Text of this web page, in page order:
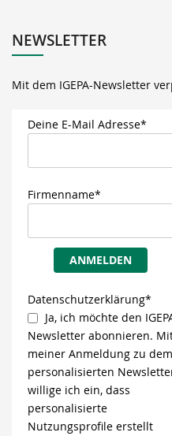
NEWSLETTER
Mit dem IGEPA-Newsletter
Deine E-Mail Adresse*
Firmenname*
ANMELDEN
Datenschutzerklärung*
Ja, ich möchte den
Newsletter abonnieren.
meiner Anmeldung zu dem
personalisierten
willige ich ein, dass
personalisierte
Nutzungsprofile erstellt